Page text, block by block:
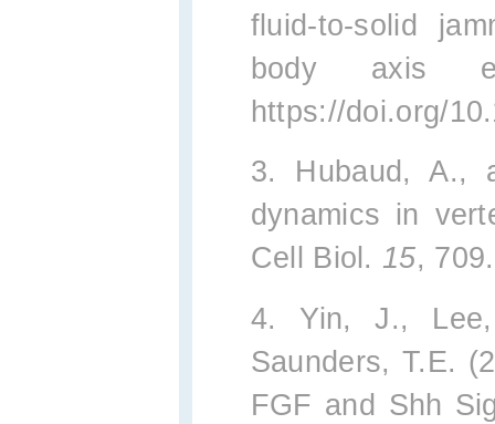
fluid-to-solid
body axis
https://doi.org/
3. Hubaud, A.,
dynamics in
Cell Biol. 15,
4. Yin, J.,
Saunders, T.E.
FGF and Shh